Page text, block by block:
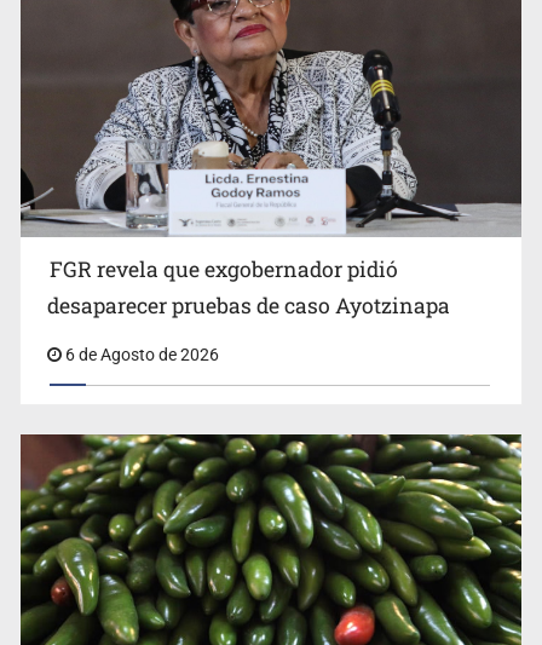
David Kershenobich descarta brote de ciclosporiasis en
FGR revela que exgobernador pidió
desaparecer pruebas de caso Ayotzinapa
6 de Agosto de 2026